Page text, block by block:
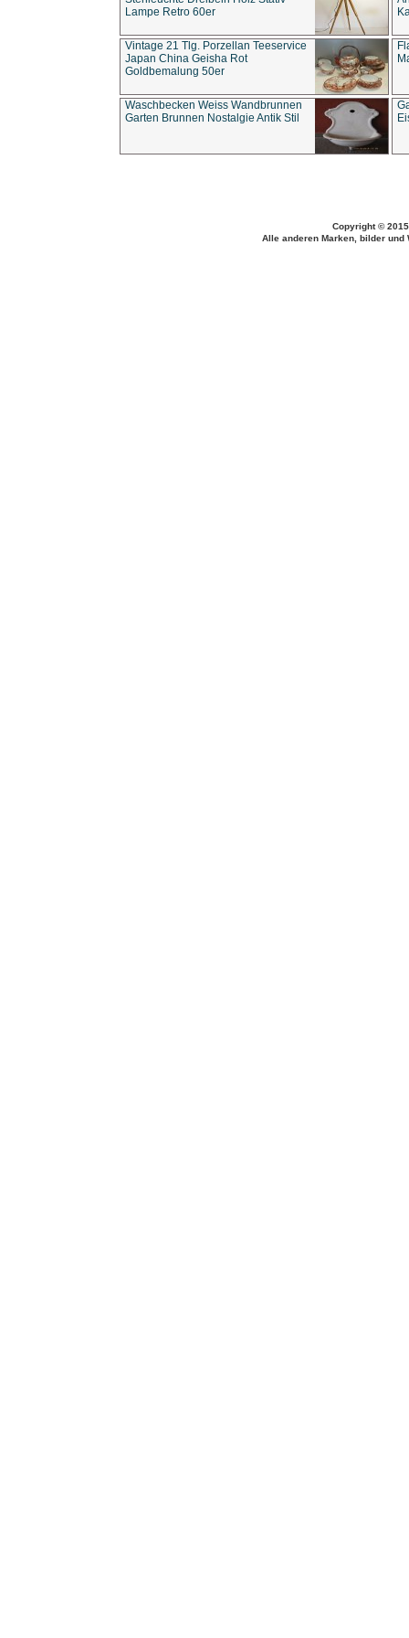
Lampe Retro 60er
Vintage 21 Tlg. Porzellan Teeservice
Japan China Geisha Rot
Goldbemalung 50er
Waschbecken Weiss Wandbrunnen
Garten Brunnen Nostalgie Antik Stil
Copyright ©
Alle anderen Marken, bilder und